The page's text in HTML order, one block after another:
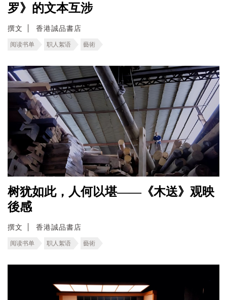
罗》的文本互涉
撰文 香港誠品書店
阅读书单 职人絮语 藝術
树犹如此，人何以堪——《木送》观映
後感
撰文 香港誠品書店
阅读书单 职人絮语 藝術